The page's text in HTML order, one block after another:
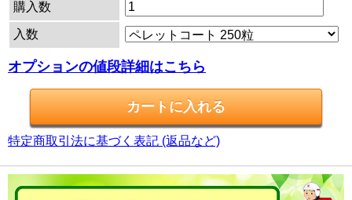
購入数
入数
オプションの値段詳細はこちら
特定商取引法に基づく表記 (返品など)